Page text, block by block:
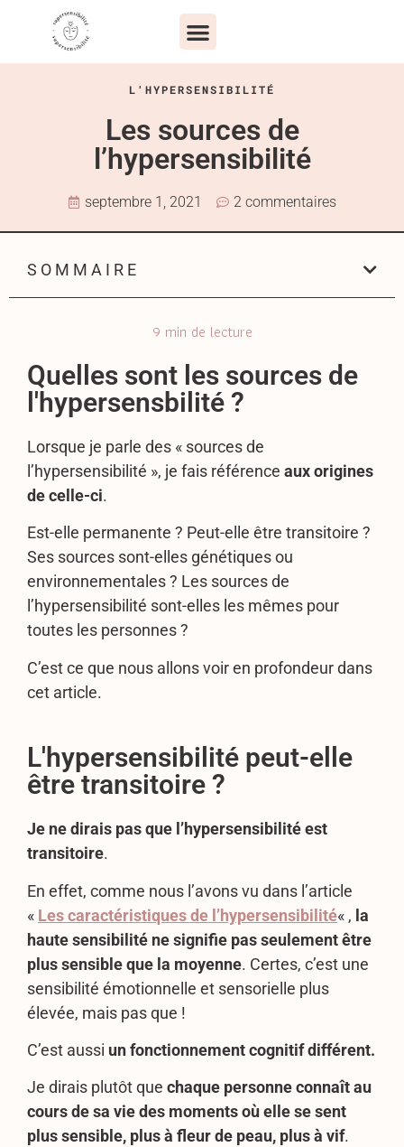
L'HYPERSENSIBILITÉ
Les sources de
l’hypersensibilité
septembre 1, 2021 2 commentaires
S O M M A I R E
9 min de lecture
Quelles sont les sources de
l'hypersensbilité ?
Lorsque je parle des « sources de
l’hypersensibilité », je fais référence aux origines
de celle-ci.
Est-elle permanente ? Peut-elle être transitoire ?
Ses sources sont-elles génétiques ou
environnementales ? Les sources de
l’hypersensibilité sont-elles les mêmes pour
toutes les personnes ?
C’est ce que nous allons voir en profondeur dans
cet article.
L'hypersensibilité peut-elle
être transitoire ?
Je ne dirais pas que l’hypersensibilité est
transitoire.
En effet, comme nous l’avons vu dans l’article
« Les caractéristiques de l’hypersensibilité« , la
haute sensibilité ne signifie pas seulement être
plus sensible que la moyenne. Certes, c’est une
sensibilité émotionnelle et sensorielle plus
élevée, mais pas que !
C’est aussi un fonctionnement cognitif différent.
Je dirais plutôt que chaque personne connaît au
cours de sa vie des moments où elle se sent
plus sensible, plus à fleur de peau, plus à vif.